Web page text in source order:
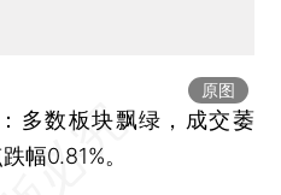
原图
数板块飘绿，成交萎
幅0.81%。